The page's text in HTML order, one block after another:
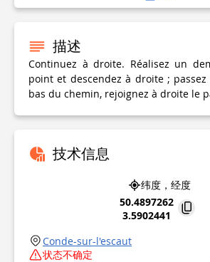
描述
Continuez à droite. Réalisez un
point et descendez à droite ; passez
bas du chemin, rejoignez à droite le
技术信息
纬度，经度
50.4897262
3.5902441
Conde-sur-l'escaut
状态不确定